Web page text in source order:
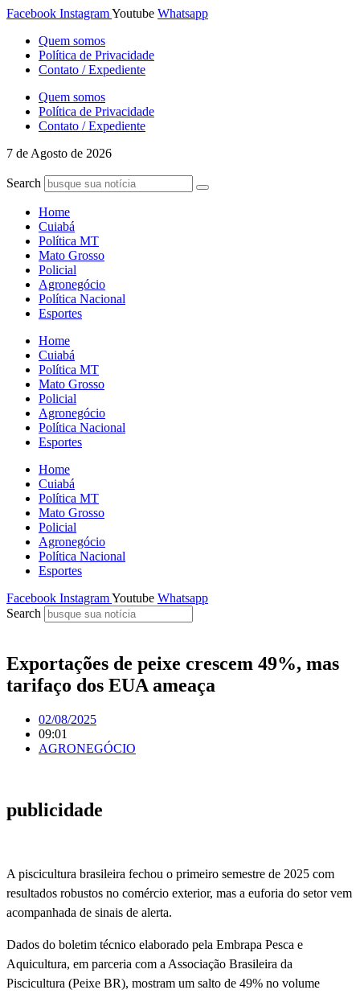
Ir
conteúdo
Facebook InstagramYoutube Whatsapp
Quem somos
Política de Privacidade
Contato / Expediente
Quem somos
Política de Privacidade
Contato / Expediente
7 de Agosto de 2026
Search
Home
Cuiabá
Política MT
Mato Grosso
Policial
Agronegócio
Política Nacional
Esportes
Home
Cuiabá
Política MT
Mato Grosso
Policial
Agronegócio
Política Nacional
Esportes
Home
Cuiabá
Política MT
Mato Grosso
Policial
Agronegócio
Política Nacional
Esportes
Facebook InstagramYoutube Whatsapp
Search
Exportações de peixe crescem 49%, mas
tarifaço dos EUA ameaça
02/08/2025
09:01
AGRONEGÓCIO
publicidade
A piscicultura brasileira fechou o primeiro semestre de 2025 com
resultados robustos no comércio exterior, mas a euforia do setor vem
acompanhada de sinais de alerta.
Dados do boletim técnico elaborado pela Embrapa Pesca e
Aquicultura, em parceria com a Associação Brasileira da
Piscicultura (Peixe BR), mostram um salto de 49% no volume